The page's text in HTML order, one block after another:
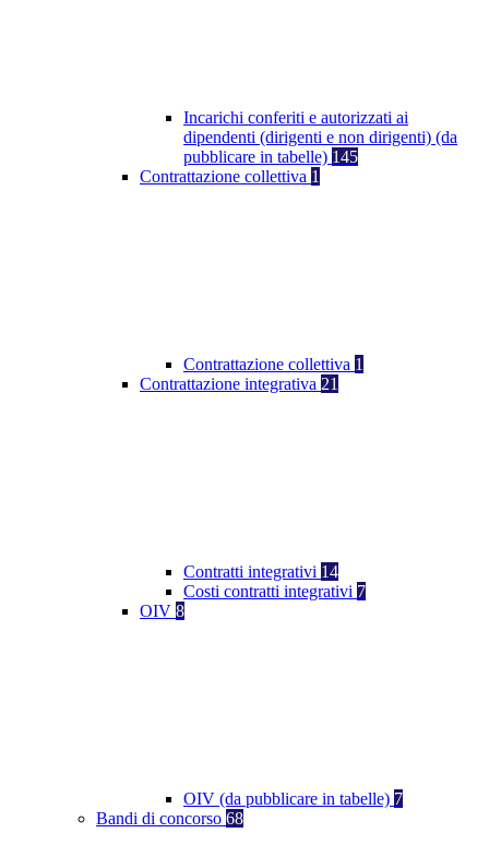
Incarichi conferiti e autorizzati ai
dipendenti (dirigenti e non dirigenti) (da
pubblicare in tabelle) 145
Contrattazione collettiva 1
Contrattazione collettiva 1
Contrattazione integrativa 21
Contratti integrativi 14
Costi contratti integrativi 7
OIV 8
OIV (da pubblicare in tabelle) 7
Bandi di concorso 68